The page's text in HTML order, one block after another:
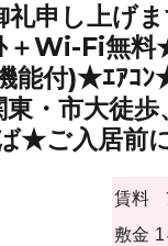
申し上げ
Wi-Fi無
能付)★ｴｱｺ
・市大徒歩
★ご入居前
賃料
敷金 1